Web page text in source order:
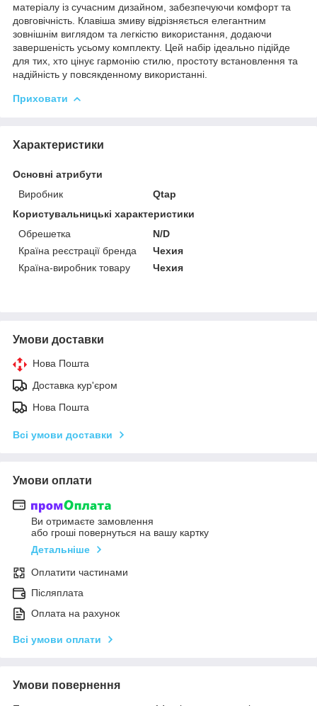
матеріалу із сучасним дизайном, забезпечуючи комфорт та
довговічність. Клавіша змиву відрізняється елегантним
зовнішнім виглядом та легкістю використання, додаючи
завершеність усьому комплекту. Цей набір ідеально підійде
для тих, хто цінує гармонію стилю, простоту встановлення та
надійність у повсякденному використанні.
Приховати
Характеристики
Основні атрибути
Виробник
Qtap
Користувальницькі характеристики
Обрешетка
N/D
Країна реєстрації бренда
Чехия
Країна-виробник товару
Чехия
Умови доставки
Нова Пошта
Доставка кур'єром
Нова Пошта
Всі умови доставки
Умови оплати
Ви отримаєте замовлення
або гроші повернуться на вашу картку
Детальніше
Оплатити частинами
Післяплата
Оплата на рахунок
Всі умови оплати
Умови повернення